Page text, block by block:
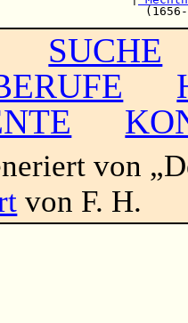
SUCHE
von
von F. H.